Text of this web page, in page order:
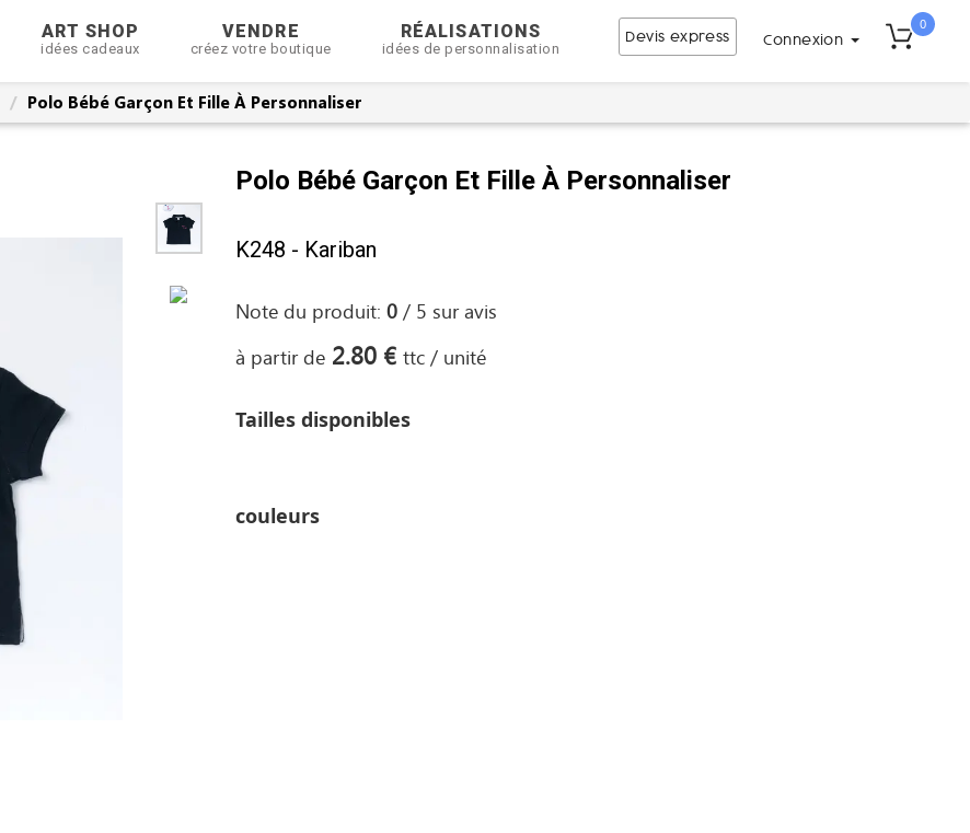
ART SHOP
idées cadeaux
VENDRE
créez votre boutique
RÉALISATIONS
idées de personnalisation
Devis express Connexion
0
Polo Bébé Garçon Et Fille À Personnaliser
Polo Bébé Garçon Et Fille À Personnaliser
K248 - Kariban
Note du produit:0 / 5 suravis
à partir de 2.80 €ttc / unité
Tailles disponibles
couleurs